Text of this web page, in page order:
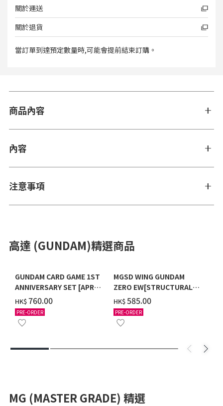
關於運送
關於退貨
當訂單到達預定數量時,可能會提前結束訂購。
商品內容
內容
注意事項
高達 (GUNDAM)精選商品
GUNDAM CARD GAME 1ST
ANNIVERSARY SET [APR
2027 DELIVERY]
HK$‌760.00
PRE-ORDER
MGSD WING GUNDAM
ZERO EW[STRUCTURAL
COATING/BLACK] [2026年
12月發送]
HK$‌585.00
PRE-ORDER
MG (MASTER GRADE) 精選